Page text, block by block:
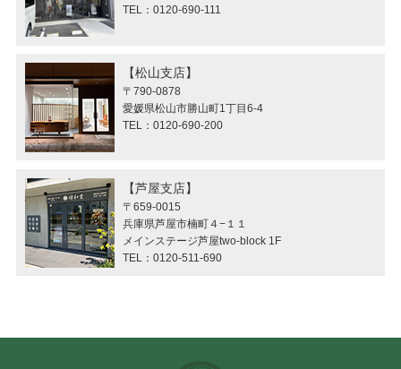
TEL：0120-690-111
松山支店
〒790-0878
愛媛県松山市勝山町1丁目6-4
TEL：0120-690-200
芦屋支店
〒659-0015
兵庫県芦屋市楠町４−１１
メインステージ芦屋two-block 1F
TEL：0120-511-690